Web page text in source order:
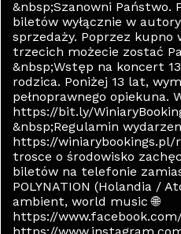
&nbsp;Szanowni Państwo.
biletów wyłącznie w
sprzedaży. Poprzez kupno
trzecich możecie zostać
&nbsp;Wstęp na koncert
rodzica. Poniżej 13 lat,
pełnoprawnego opiekuna.
https://bit.ly/
&nbsp;Regulamin
https://winiarybookings.pl/
trosce o środowisko
biletów na telefonie
POLYNATION (Holandia /
ambient, world music 🌐
https://